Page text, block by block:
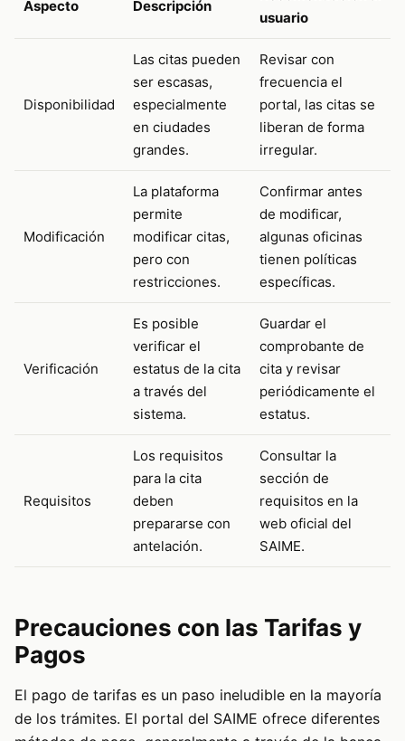
Aspecto Descripción
usuario
Disponibilidad
Las citas pueden
ser escasas,
especialmente
en ciudades
grandes.
Revisar con
frecuencia el
portal, las citas se
liberan de forma
irregular.
Modificación
La plataforma
permite
modificar citas,
pero con
restricciones.
Confirmar antes
de modificar,
algunas oficinas
tienen políticas
específicas.
Verificación
Es posible
verificar el
estatus de la cita
a través del
sistema.
Guardar el
comprobante de
cita y revisar
periódicamente el
estatus.
Requisitos
Los requisitos
para la cita
deben
prepararse con
antelación.
Consultar la
sección de
requisitos en la
web oficial del
SAIME.
Precauciones con las Tarifas y
Pagos
El pago de tarifas es un paso ineludible en la mayoría
de los trámites. El portal del SAIME ofrece diferentes